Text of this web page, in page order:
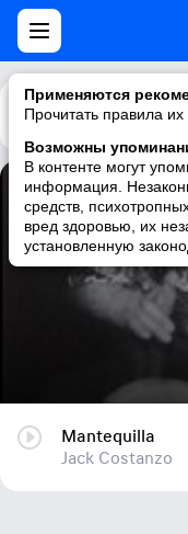
Применяются
Прочитать правила
Возможны
В контенте могут
информация.
средств,
вред здоровью, их
установленную
Каталог
Mantequilla
Jack Costanzo
Mantequilla
Jack Costanzo